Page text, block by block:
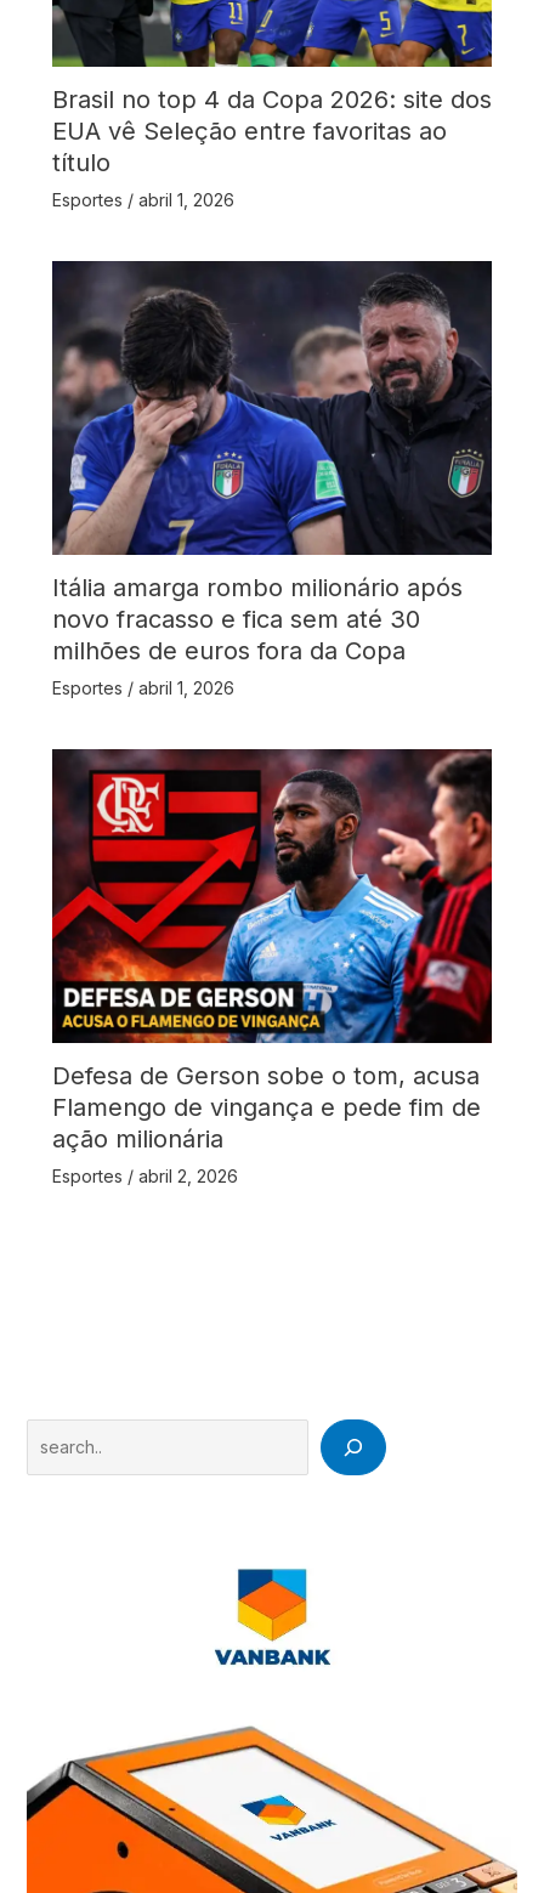
Brasil no top 4 da Copa 2026: site dos
EUA vê Seleção entre favoritas ao
título
Esportes / abril 1, 2026
Itália amarga rombo milionário após
novo fracasso e fica sem até 30
milhões de euros fora da Copa
Esportes / abril 1, 2026
Defesa de Gerson sobe o tom, acusa
Flamengo de vingança e pede fim de
ação milionária
Esportes / abril 2, 2026